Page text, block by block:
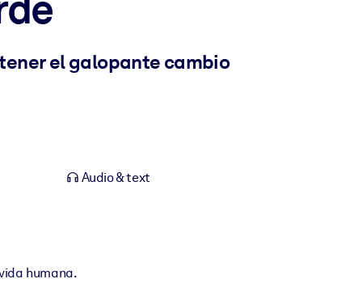
el galopante cambio
Audio & text
humana.